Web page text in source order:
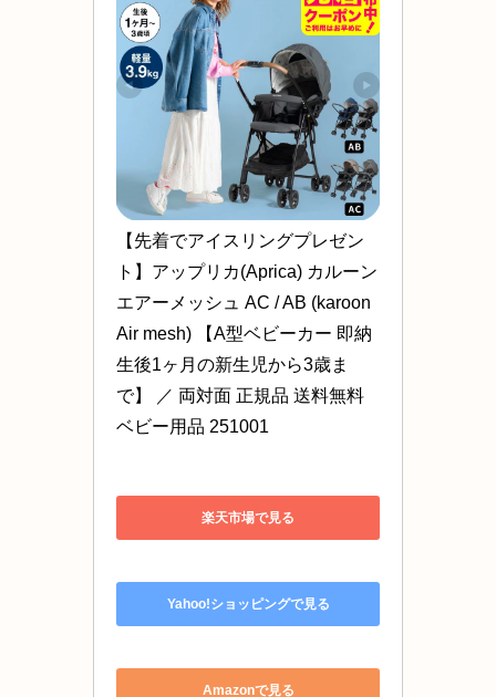
【先着でアイスリングプレゼン
ト】アップリカ(Aprica) カルーン
エアーメッシュ AC / AB (karoon
Air mesh) 【A型ベビーカー 即納
生後1ヶ月の新生児から3歳ま
で】 ／ 両対面 正規品 送料無料
ベビー用品 251001
楽天市場で見る
Yahoo!ショッピングで見る
Amazonで見る